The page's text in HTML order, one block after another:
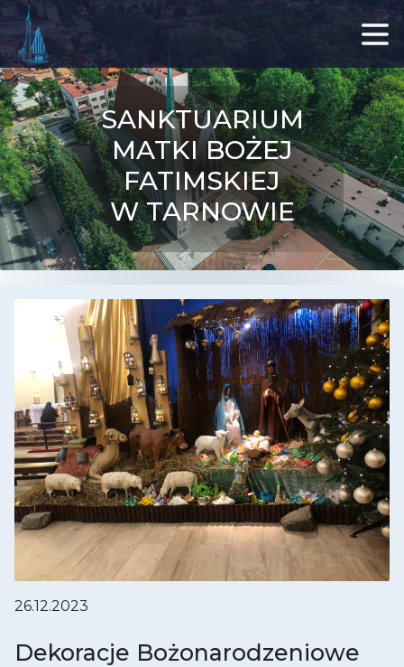
SANKTUARIUM
MATKI BOŻEJ
FATIMSKIEJ
W TARNOWIE
26.12.2023
Dekoracje Bożonarodzeniowe